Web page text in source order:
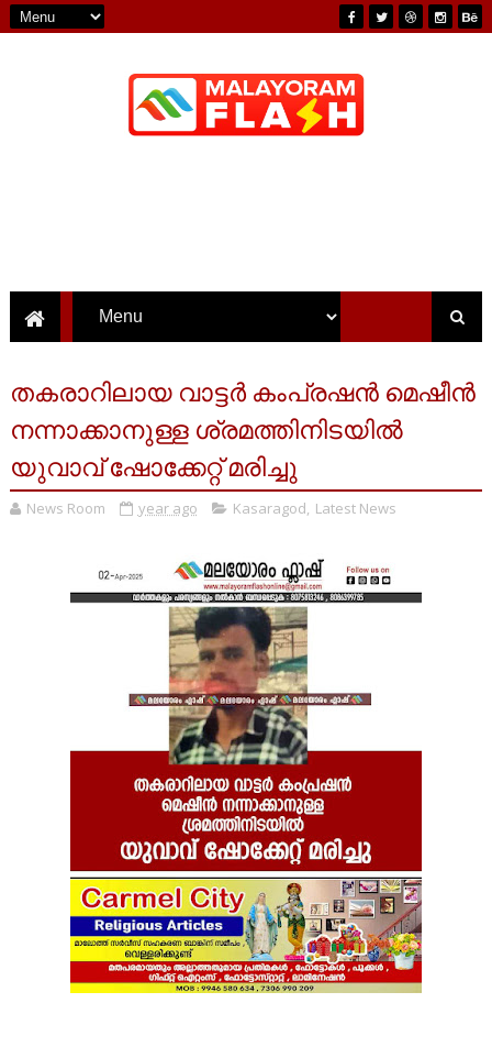
തകരാറിലായ വാട്ടർ കംപ്രഷൻ മെഷീൻ
നന്നാക്കാനുള്ള ശ്രമത്തിനിടയിൽ
യുവാവ് ഷോക്കേറ്റ് മരിച്ചു
News Room year ago Kasaragod, Latest News